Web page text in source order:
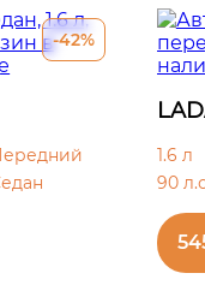
-42%
1.6 л
90